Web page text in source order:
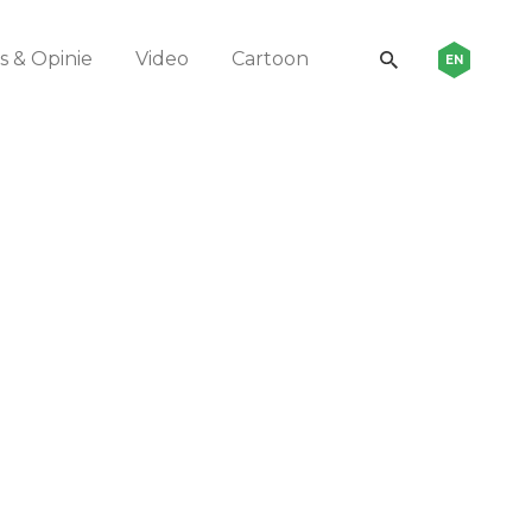
& Opinie Video Cartoon EN